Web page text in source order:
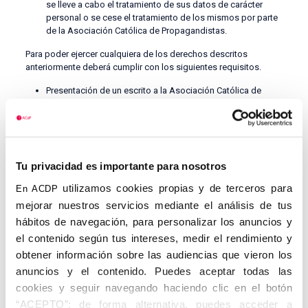
Tu privacidad es importante para nosotros
En ACDP utilizamos cookies propias y de terceros para
mejorar nuestros servicios mediante el análisis de tus
hábitos de navegación, para personalizar los anuncios y
el contenido según tus intereses, medir el rendimiento y
obtener información sobre las audiencias que vieron los
anuncios y el contenido. Puedes aceptar todas las
cookies y seguir navegando haciendo clic en el botón
“ACEPTO”; de forma alternativa, puedes acceder a
se lleve a cabo el tratamiento de sus datos de carácter
personal o se cese el tratamiento de los mismos por parte
de la Asociación Católica de Propagandistas.
Para poder ejercer cualquiera de los derechos descritos
anteriormente deberá cumplir con los siguientes requisitos.
Presentación de un escrito a la Asociación Católica de
El escrito remitido por el titular de los datos que solicite el
legales:
Nombre, apellidos del interesado y copia del DNI. En
los excepcionales casos en que se admita la
representación, será también necesaria la
identificación por el mismo medio de la persona que
le representa, así como el documento acreditativo de
sustituida siempre que se acredite la identidad por
cualquier otro medio válido en derecho.
Petición en que se concreta la solicitud (ejercicio que